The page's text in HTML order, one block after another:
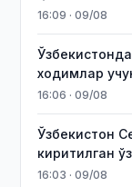
16:09 · 09/08
ходимлар
16:06 · 09/08
Ўзбекистон
киритилган
16:03 · 09/08